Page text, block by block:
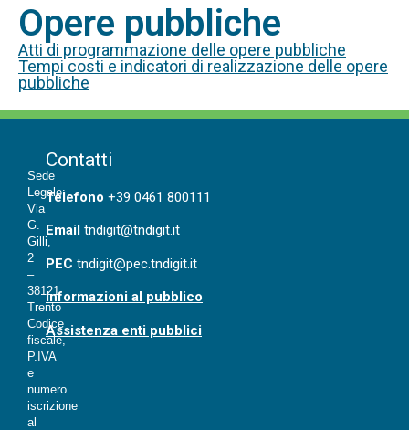
Opere pubbliche
Atti di programmazione delle opere pubbliche
Tempi costi e indicatori di realizzazione delle opere
pubbliche
Sede
Legale:
Via
G.
Gilli,
2
–
38121
Trento
Codice
fiscale,
P.IVA
e
numero
iscrizione
al
Telefono +39 0461 800111
Email tndigit@tndigit.it
PEC tndigit@pec.tndigit.it
Informazioni al pubblico
Assistenza enti pubblici
Contatti